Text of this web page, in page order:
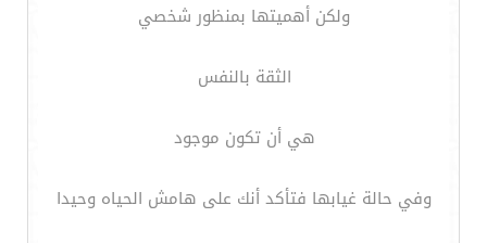
ولكن أهميتها بمنظور شخصي
الثقة بالنفس
هي أن تكون موجود
وفي حالة غيابها فتأكد أنك على هامش الحياه وحيدا